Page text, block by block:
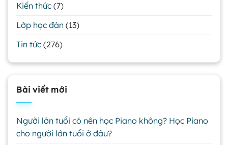
Kiến thức (7)
Lớp học đàn (13)
Tin tức (276)
Bài viết mới
Người lớn tuổi có nên học Piano không? Học Piano
cho người lớn tuổi ở đâu?